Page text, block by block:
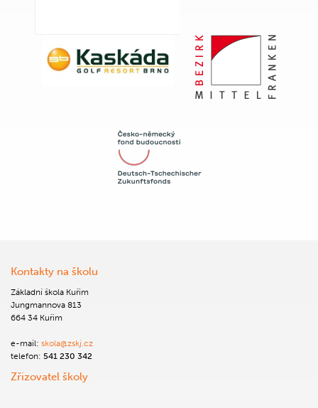
Kontakty na školu
Základní škola Kuřim
Jungmannova 813
664 34 Kuřim
e-mail: skola@zskj.cz
telefon: 541 230 342
Zřizovatel školy